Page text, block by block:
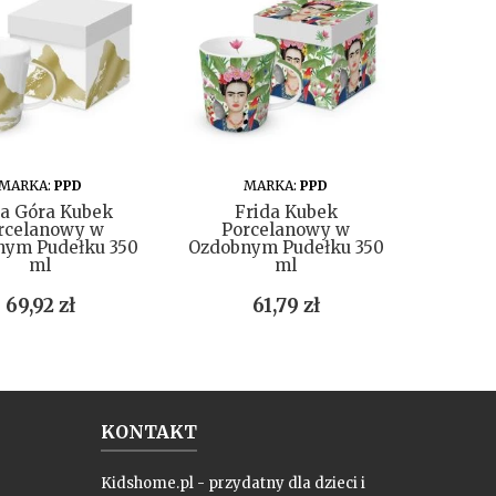
DO KOSZYKA
PPD
Góra Kubek
w
Pudełku 350
ml
Cena
69,92 zł
DO KOSZYKA
MARKA: PPD
Frida Kubek
Porcelanowy w
Ozdobnym Pudełku 350
ml
Cena
61,79 zł
KONTAKT
Kidshome.pl - przydatny dla dzieci i